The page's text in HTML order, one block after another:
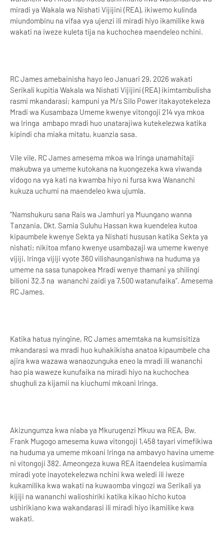
miradi ya Wakala wa Nishati Vijijini (REA), ikiwemo kulinda
miundombinu na vifaa vya ujenzi ili miradi hiyo ikamilike kwa
wakati na iweze kuleta tija na kuchochea maendeleo nchini.
RC James amebainisha hayo leo Januari 29, 2026 wakati
Serikali kupitia Wakala wa Nishati Vijijini (REA) ikimtambulisha
rasmi mkandarasi; kampuni ya M/s Silo Power itakayotekeleza
Mradi wa Kusambaza Umeme kwenye vitongoji 214 vya mkoa
wa Iringa ambapo mradi huo unatarajiwa kutekelezwa katika
kipindi cha miaka mitatu, kuanzia sasa.
Vile vile, RC James amesema mkoa wa Iringa unamahitaji
makubwa ya umeme kutokana na kuongezeka kwa viwanda
vidogo na vya kati na kwamba hiyo ni fursa kwa Wananchi
kukuza uchumi na maendeleo kwa ujumla.
“Namshukuru sana Rais wa Jamhuri ya Muungano wanna
Tanzania, Dkt. Samia Suluhu Hassan kwa kuendelea kutoa
kipaumbele kwenye Sekta ya Nishati hususan katika Sekta ya
nishati; nikitoa mfano kwenye usambazaji wa umeme kwenye
vijiji, Iringa vijiji vyote 360 vilishaunganishwa na huduma ya
umeme na sasa tunapokea Mradi wenye thamani ya shilingi
bilioni 32.3 na wananchi zaidi ya 7,500 watanufaika”. Amesema
RC James.
Katika hatua nyingine, RC James amemtaka na kumsisitiza
mkandarasi wa mradi huo kuhakikisha anatoa kipaumbele cha
ajira kwa wazawa wanaozunguka eneo la mradi ili wananchi
hao pia waweze kunufaika na miradi hiyo na kuchochea
shughuli za kijamii na kiuchumi mkoani Iringa.
Akizungumza kwa niaba ya Mkurugenzi Mkuu wa REA, Bw.
Frank Mugogo amesema kuwa vitongoji 1,458 tayari vimefikiwa
na huduma ya umeme mkoani Iringa na ambavyo havina umeme
ni vitongoji 382. Ameongeza kuwa REA itaendelea kusimamia
miradi yote inayotekelezwa nchini kwa weledi ili iweze
kukamilika kwa wakati na kuwaomba vingozi wa Serikali ya
kijiji na wananchi walioshiriki katika kikao hicho kutoa
ushirikiano kwa wakandarasi ili miradi hiyo ikamilike kwa
wakati.